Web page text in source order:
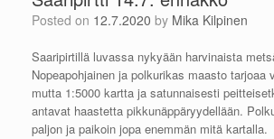
Posted on 12.7.2020 by Mika Kilpinen
Saaripirtillä luvassa nykyään harvinaista
Nopeapohjainen ja polkurikas maasto tarjoaa
mutta 1:5000 kartta ja satunnaisesti
antavat haastetta pikkunäppäryydellään.
paljon ja paikoin jopa enemmän mitä kartalla.